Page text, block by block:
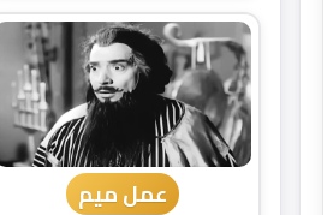
عمل ميم